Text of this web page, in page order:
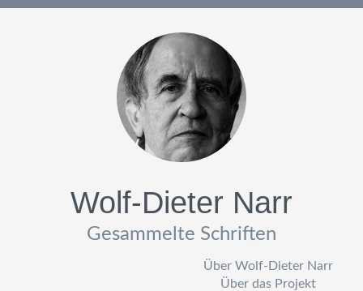
Wolf-Dieter Narr
Gesammelte Schriften
Über Wolf-Dieter Narr
Über das Projekt